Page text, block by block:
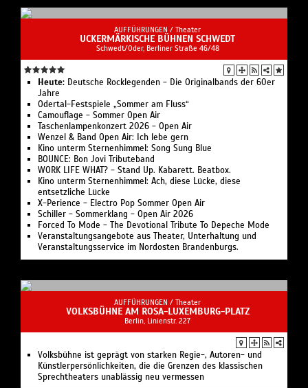
AUFFÜHRUNGEN / Theater
UCKERMÄRKISCHE BÜHNEN SCHWEDT
Schwedt/Oder, Berliner Straße 46/48
Heute: Deutsche Rocklegenden - Die Originalbands der 60er
Jahre
Odertal-Festspiele „Sommer am Fluss“
Camouflage - Sommer Open Air
Taschenlampenkonzert 2026 - Open Air
Wenzel & Band Open Air: Ich lebe gern
Kino unterm Sternenhimmel: Song Sung Blue
BOUNCE: Bon Jovi Tributeband
WORK LIFE WHAT? - Stand Up. Kabarett. Beatbox.
Kino unterm Sternenhimmel: Ach, diese Lücke, diese
entsetzliche Lücke
X-Perience - Electro Pop Sommer Open Air
Schiller - Sommerklang - Open Air 2026
Forced To Mode - The Devotional Tribute To Depeche Mode
Veranstaltungsangebote aus Theater, Unterhaltung und
Veranstaltungsservice im Nordosten Brandenburgs.
AUFFÜHRUNGEN / Theater
VOLKSBÜHNE AM ROSA-LUXEMBURG-PLATZ
Berlin, Linienstr. 227
Volksbühne ist geprägt von starken Regie-, Autoren- und
Künstlerpersönlichkeiten, die die Grenzen des klassischen
Sprechtheaters unablässig neu vermessen